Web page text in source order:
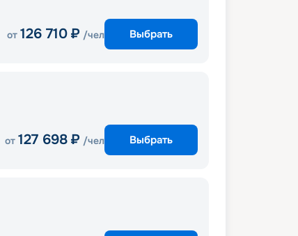
от 126 710 ₽ /чел Выбрать
от 127 698 ₽ /чел Выбрать